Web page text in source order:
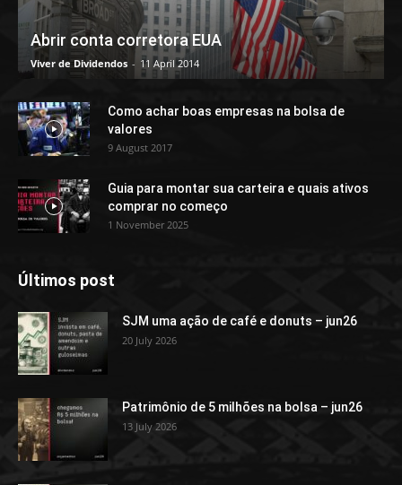
Abrir conta corretora EUA
Viver de Dividendos - 11 April 2014
Como achar boas empresas na bolsa de
valores
9 August 2017
Guia para montar sua carteira e quais ativos
comprar no começo
1 November 2025
Últimos post
SJM uma ação de café e donuts – jun26
20 July 2026
Patrimônio de 5 milhões na bolsa – jun26
13 July 2026